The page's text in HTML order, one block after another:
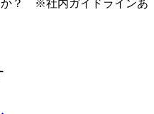
か？ ※社内ガイドラインあ